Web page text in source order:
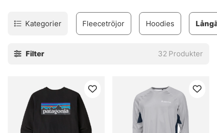
Kategorier Fleecetröjor Hoodies
Filter 32 Produkter